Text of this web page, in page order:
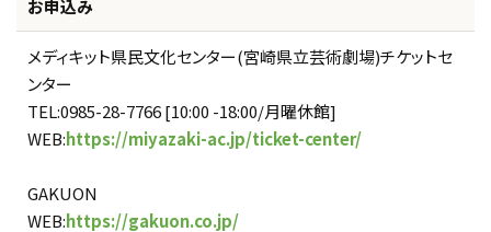
お申込み
メディキット県民文化センター(宮崎県立芸術劇場)チケットセ
ンター
TEL:0985-28-7766 [10:00 -18:00/月曜休館]
WEB:https://miyazaki-ac.jp/ticket-center/
GAKUON
WEB:https://gakuon.co.jp/